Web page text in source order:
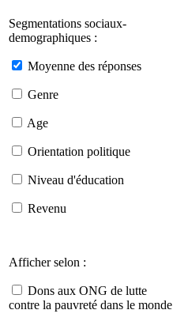
Segmentations sociaux-
demographiques :
Moyenne des réponses
Genre
Age
Orientation politique
Niveau d'éducation
Revenu
Afficher selon :
Dons aux ONG de lutte
contre la pauvreté dans le monde